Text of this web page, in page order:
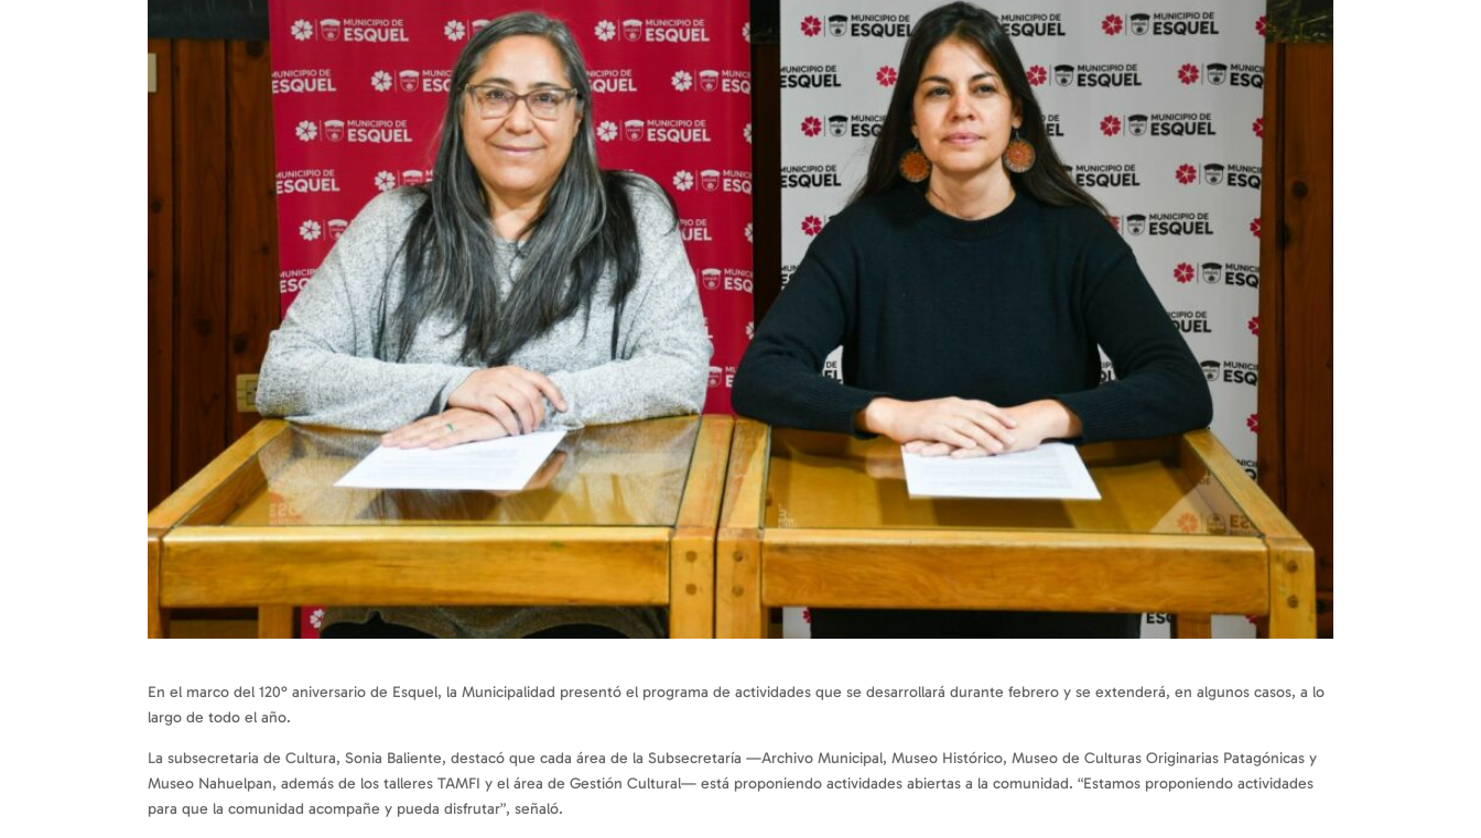
En el marco del 120° aniversario de Esquel, la Municipalidad presentó el programa de actividades que se desarrollará durante febrero y se extenderá, en algunos casos, a lo
largo de todo el año.
La subsecretaria de Cultura, Sonia Baliente, destacó que cada área de la Subsecretaría —Archivo Municipal, Museo Histórico, Museo de Culturas Originarias Patagónicas y
Museo Nahuelpan, además de los talleres TAMFI y el área de Gestión Cultural— está proponiendo actividades abiertas a la comunidad. “Estamos proponiendo actividades
para que la comunidad acompañe y pueda disfrutar”, señaló.